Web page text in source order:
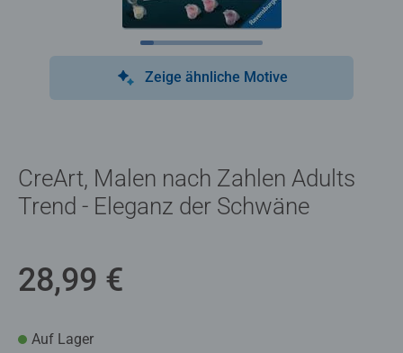
Zeige ähnliche Motive
CreArt, Malen nach Zahlen Adults
Trend - Eleganz der Schwäne
28,99 €
Auf Lager